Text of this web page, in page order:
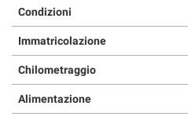
Condizioni
Immatricolazione
Chilometraggio
Alimentazione